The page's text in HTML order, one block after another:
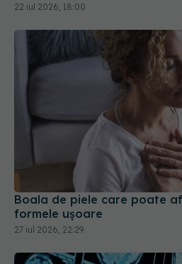
22 iul 2026, 18:00
Boala de piele care poate
formele ușoare
27 iul 2026, 22:29